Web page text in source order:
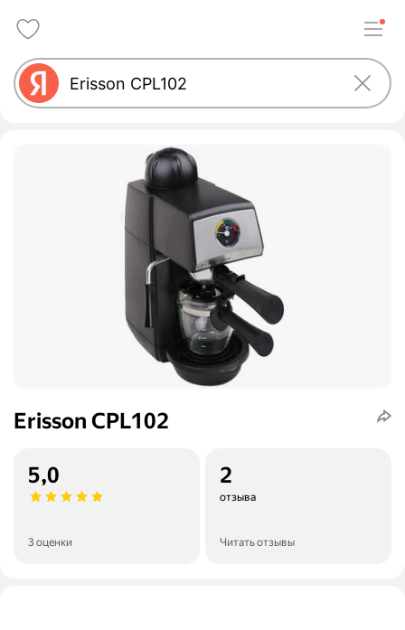
Erisson CPL102
5,0
3 оценки
2
отзыва
Читать отзывы